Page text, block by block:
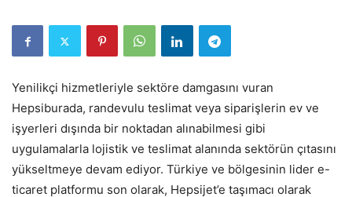
Yenilikçi hizmetleriyle sektöre damgasını vuran
Hepsiburada, randevulu teslimat veya siparişlerin ev ve
işyerleri dışında bir noktadan alınabilmesi gibi
uygulamalarla lojistik ve teslimat alanında sektörün çıtasını
yükseltmeye devam ediyor. Türkiye ve bölgesinin lider e-
ticaret platformu son olarak, Hepsijet’e taşımacı olarak